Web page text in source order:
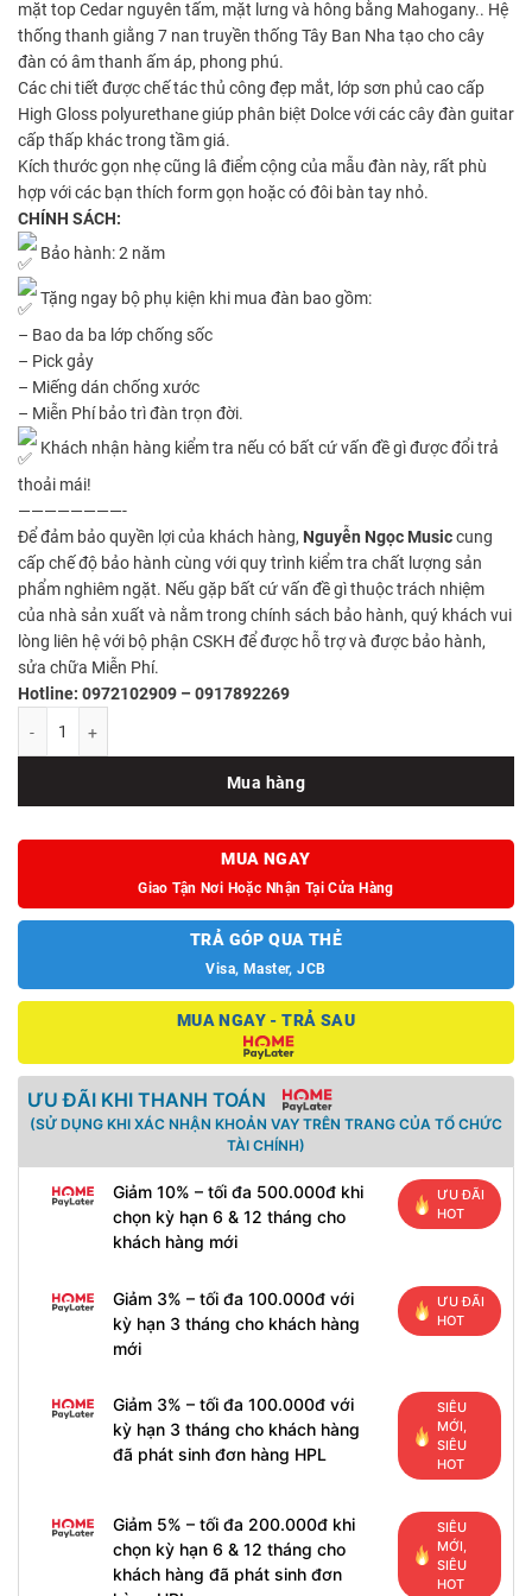
mặt top Cedar nguyên tấm, mặt lưng và hông bằng Mahogany.. Hệ
thống thanh giằng 7 nan truyền thống Tây Ban Nha tạo cho cây
đàn có âm thanh ấm áp, phong phú.
Các chi tiết được chế tác thủ công đẹp mắt, lớp sơn phủ cao cấp
High Gloss polyurethane giúp phân biệt Dolce với các cây đàn guitar
cấp thấp khác trong tầm giá.
Kích thước gọn nhẹ cũng lâ điểm cộng của mẫu đàn này, rất phù
hợp với các bạn thích form gọn hoặc có đôi bàn tay nhỏ.
CHÍNH SÁCH:
Bảo hành: 2 năm
Tặng ngay bộ phụ kiện khi mua đàn bao gồm:
– Bao da ba lớp chống sốc
– Pick gảy
– Miếng dán chống xước
– Miễn Phí bảo trì đàn trọn đời.
Khách nhận hàng kiểm tra nếu có bất cứ vấn đề gì được đổi trả
thoải mái!
————————-
Để đảm bảo quyền lợi của khách hàng, Nguyễn Ngọc Musiccung
cấp chế độ bảo hành cùng với quy trình kiểm tra chất lượng sản
phẩm nghiêm ngặt. Nếu gặp bất cứ vấn đề gì thuộc trách nhiệm
của nhà sản xuất và nằm trong chính sách bảo hành, quý khách vui
lòng liên hệ với bộ phận CSKH để được hỗ trợ và được bảo hành,
sửa chữa Miễn Phí.
Hotline: 0972102909 – 0917892269
Mua hàng
MUA NGAY
Giao Tận Nơi Hoặc Nhận Tại Cửa Hàng
TRẢ GÓP QUA THẺ
Visa, Master, JCB
MUA NGAY - TRẢ SAU
ƯU ĐÃI KHI THANH TOÁN
(SỬ DỤNG KHI XÁC NHẬN KHOẢN VAY TRÊN TRANG CỦA TỔ CHỨC
TÀI CHÍNH)
Giảm 10% – tối đa 500.000đ khi
chọn kỳ hạn 6 & 12 tháng cho
khách hàng mới
ƯU ĐÃI
HOT
Giảm 3% – tối đa 100.000đ với
kỳ hạn 3 tháng cho khách hàng
mới
ƯU ĐÃI
HOT
Giảm 3% – tối đa 100.000đ với
kỳ hạn 3 tháng cho khách hàng
đã phát sinh đơn hàng HPL
SIÊU
MỚI,
SIÊU
HOT
Giảm 5% – tối đa 200.000đ khi
chọn kỳ hạn 6 & 12 tháng cho
khách hàng đã phát sinh đơn
SIÊU
MỚI,
SIÊU
HOT